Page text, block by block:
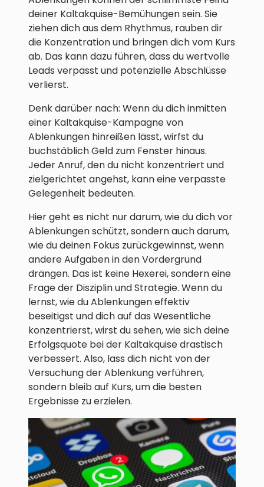
deiner Kaltakquise-Bemühungen sein. Sie
ziehen dich aus dem Rhythmus, rauben dir
die Konzentration und bringen dich vom Kurs
ab. Das kann dazu führen, dass du wertvolle
Leads verpasst und potenzielle Abschlüsse
verlierst.
Denk darüber nach: Wenn du dich inmitten
einer Kaltakquise-Kampagne von
Ablenkungen hinreißen lässt, wirfst du
buchstäblich Geld zum Fenster hinaus.
Jeder Anruf, den du nicht konzentriert und
zielgerichtet angehst, kann eine verpasste
Gelegenheit bedeuten.
Hier geht es nicht nur darum, wie du dich vor
Ablenkungen schützt, sondern auch darum,
wie du deinen Fokus zurückgewinnst, wenn
andere Aufgaben in den Vordergrund
drängen. Das ist keine Hexerei, sondern eine
Frage der Disziplin und Strategie. Wenn du
lernst, wie du Ablenkungen effektiv
beseitigst und dich auf das Wesentliche
konzentrierst, wirst du sehen, wie sich deine
Erfolgsquote bei der Kaltakquise drastisch
verbessert. Also, lass dich nicht von der
Versuchung der Ablenkung verführen,
sondern bleib auf Kurs, um die besten
Ergebnisse zu erzielen.